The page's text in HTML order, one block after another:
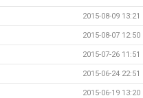
2015-08-09 13:21
2015-08-07 12:50
2015-07-26 11:51
2015-06-24 22:51
2015-06-19 13:20